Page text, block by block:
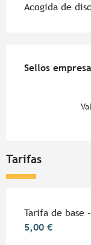
Acogida de
Sellos
Sellos
Tarifas
Tarifa de base
5,00 €